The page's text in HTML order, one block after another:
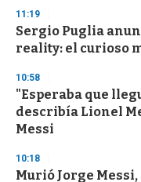
11:19
Sergio Puglia
reality: el curioso
10:58
"Esperaba que
describía Lionel
Messi
10:18
Murió Jorge